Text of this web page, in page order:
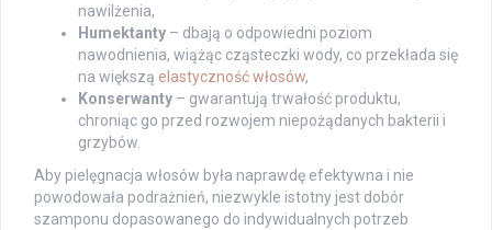
nawilżenia,
Humektanty – dbają o odpowiedni poziom
nawodnienia, wiążąc cząsteczki wody, co przekłada się
na większą elastyczność włosów,
Konserwanty – gwarantują trwałość produktu,
chroniąc go przed rozwojem niepożądanych bakterii i
grzybów.
Aby pielęgnacja włosów była naprawdę efektywna i nie
powodowała podrażnień, niezwykle istotny jest dobór
szamponu dopasowanego do indywidualnych potrzeb